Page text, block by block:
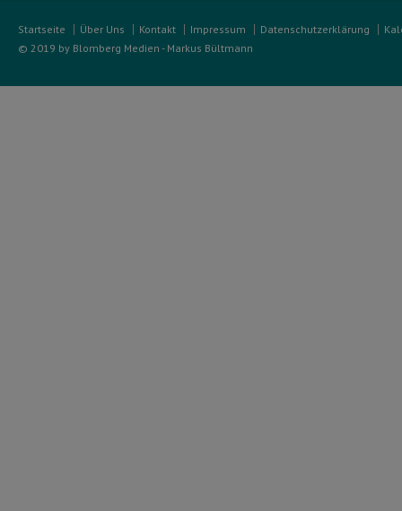
Startseite Über Uns Kontakt Impressum Datenschutzerklärung
© 2019 by Blomberg Medien - Markus Bültmann